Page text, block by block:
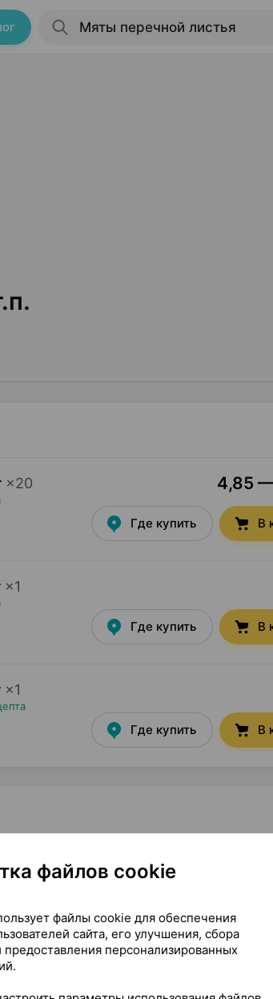
×20 4,85
Где купить В
×1
Где купить В
×1
Где купить В
С Беларусь
файлов cookie
файлы cookie для обеспечения
сайта, его улучшения, сбора
предоставления персонализированных